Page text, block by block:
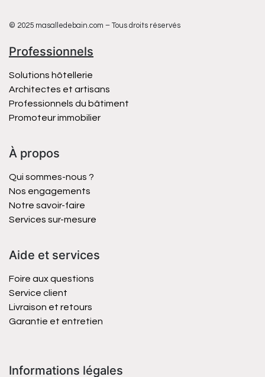
© 2025 masalledebain.com – Tous droits réservés
Professionnels
Solutions hôtellerie
Architectes et artisans
Professionnels du bâtiment
Promoteur immobilier
À propos
Qui sommes-nous ?
Nos engagements
Notre savoir-faire
Services sur-mesure
Aide et services
Foire aux questions
Service client
Livraison et retours
Garantie et entretien
Informations légales